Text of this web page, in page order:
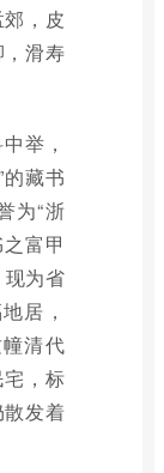
，皮
滑寿
举，
藏书
为“浙
富甲
现为省
居，
清代
，标
发着